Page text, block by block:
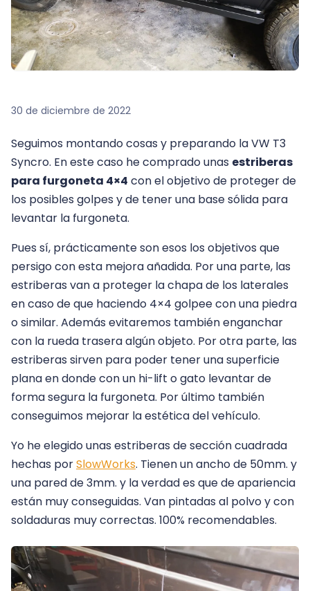
ES·EN·DE
30 de diciembre de 2022
Seguimos montando cosas y preparando la VW T3
Syncro. En este caso he comprado unas estriberas
para furgoneta 4×4 con el objetivo de proteger de
los posibles golpes y de tener una base sólida para
levantar la furgoneta.
Pues sí, prácticamente son esos los objetivos que
persigo con esta mejora añadida. Por una parte, las
estriberas van a proteger la chapa de los laterales
en caso de que haciendo 4×4 golpee con una piedra
o similar. Además evitaremos también enganchar
con la rueda trasera algún objeto. Por otra parte, las
estriberas sirven para poder tener una superficie
plana en donde con un hi-lift o gato levantar de
forma segura la furgoneta. Por último también
conseguimos mejorar la estética del vehículo.
Yo he elegido unas estriberas de sección cuadrada
hechas porSlowWorks. Tienen un ancho de 50mm. y
una pared de 3mm. y la verdad es que de apariencia
están muy conseguidas. Van pintadas al polvo y con
soldaduras muy correctas. 100% recomendables.